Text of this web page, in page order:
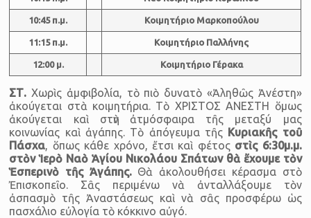
10:45 π.μ. Κοιμητήριο Μαρκοπούλου
11:15 π.μ. Κοιμητήριο Παλλήνης
12:00 μ. Κοιμητήριο Γέρακα
ΣΤ. Χωρὶς ἀμφιβολία, τὸ πιὸ δυνατὸ «Ἀληθῶς Ἀνέστη»
ἀκούγεται στὰ κοιμητήρια. Τὸ ΧΡΙΣΤΟΣ ΑΝΕΣΤΗ ὅμως
ἀκούγεται καὶ στὴν ἀτμόσφαιρα τῆς μεταξύ μας
κοινωνίας καὶ ἀγάπης. Τὸ ἀπόγευμα τῆς Κυριακῆς τοῦ
Πάσχα, ὅπως κάθε χρόνο, ἔτσι καὶ φέτος στὶς 6:30μ.μ.
στὸν Ἱερὸ Ναὸ Ἁγίου Νικολάου Σπάτων θὰ ἔχουμε τὸν
Ἑσπερινὸ τῆς Ἀγάπης.Θὰ ἀκολουθήσει κέρασμα στὸ
Ἐπισκοπεῖο. Σᾶς περιμένω νὰ ἀνταλλάξουμε τὸν
ἀσπασμὸ τῆς Ἀναστάσεως καὶ νὰ σᾶς προσφέρω ὡς
πασχάλιο εὐλογία τὸ κόκκινο αὐγό.